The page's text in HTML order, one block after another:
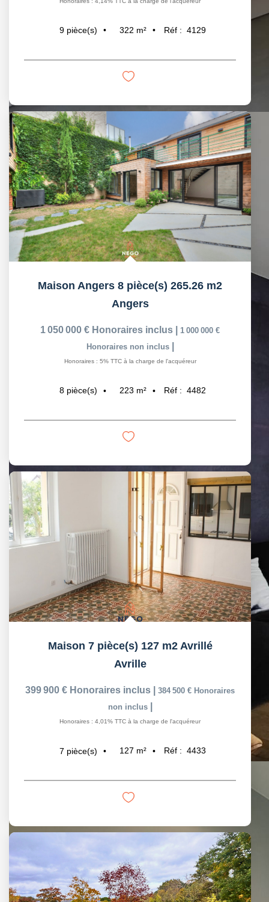
9 pièce(s) 322 m² Réf : 4129
Maison Angers 8 pièce(s) 265.26 m2
Angers
1 050 000 € Honoraires inclus
1 000 000 €
Honoraires non inclus
Honoraires : 5% TTC à la charge de l'acquéreur
8 pièce(s) 223 m² Réf : 4482
Maison 7 pièce(s) 127 m2 Avrillé
Avrille
399 900 € Honoraires inclus 384 500 € Honoraires
non inclus
Honoraires : 4,01% TTC à la charge de l'acquéreur
7 pièce(s) 127 m² Réf : 4433